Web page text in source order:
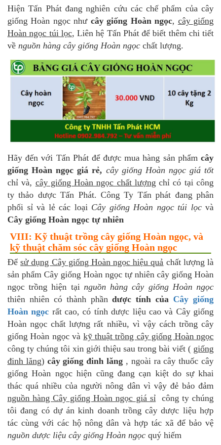
Hiện Tấn Phát đang nghiên cứu các chế phẩm của cây
giống Hoàn ngọc như cây giống Hoàn ngọc, cây giống
Hoàn ngọc túi lọc, Liên hệ Tấn Phát để biết thêm chi tiết
về nguồn hàng cây giống Hoàn ngọc chất lượng.
Hãy đến với Tấn Phát để được mua hàng sản phẩm cây
giống Hoàn ngọc giá rẻ, cây giống Hoàn ngọc giá tốt
chỉ và, cây giống Hoàn ngọc chất lượng chỉ có tại công
ty thảo dược Tấn Phát. Công Ty Tấn phát đang phân
phối sỉ và lẻ các loại Cây giống Hoàn ngọc túi lọcvà
Cây giống Hoàn ngọc tự nhiên
VIII: Kỹ thuật trồng cây giống Hoàn ngọc, và
kỹ thuật chăm sóc cây giống Hoàn ngọc
Đểsử dụng Cây giống Hoàn ngọc hiệu quả chất lượng là
sản phẩm Cây giống Hoàn ngọc tự nhiên cây giống Hoàn
ngọc trồng hiện tại nguồn hàng cây giống Hoàn ngọc
thiên nhiên có thành phầndược tính của Cây giống
Hoàn ngọc rất cao, có tính dược liệu cao và Cây giống
Hoàn ngọc chất lượng rất nhiều, vì vậy cách trồng cây
giống Hoàn ngọc và kỹ thuật trồng cây giống Hoàn ngọc
công ty chúng tôi xin giới thiệu sau trong bài viết ( giống
đinh lăng) cây giống đinh lăng , ngoài ra cây thuốc cây
giống Hoàn ngọc hiện cũng đang cạn kiệt do sự khai
thác quá nhiều của người nông dân vì vậy đẻ bảo đảm
nguồn hàng Cây giống Hoàn ngọc giá sỉ công ty chúng
tôi đang có dự án kinh doanh trồng cây dược liệu hợp
tác cùng với các hộ nông dân và hợp tác xã để bảo vệ
nguồn dược liệu cây giống Hoàn ngọc quý hiếm